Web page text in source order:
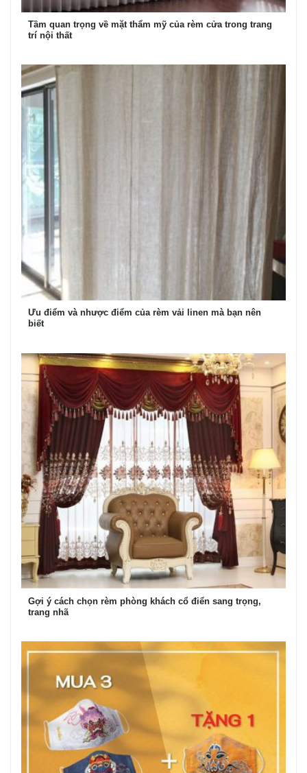
Tầm quan trọng về mặt thẩm mỹ của rèm cửa trong trang
trí nội thất
Ưu điểm và nhược điểm của rèm vải linen mà bạn nên
biết
Gợi ý cách chọn rèm phòng khách cổ điển sang trọng,
trang nhã